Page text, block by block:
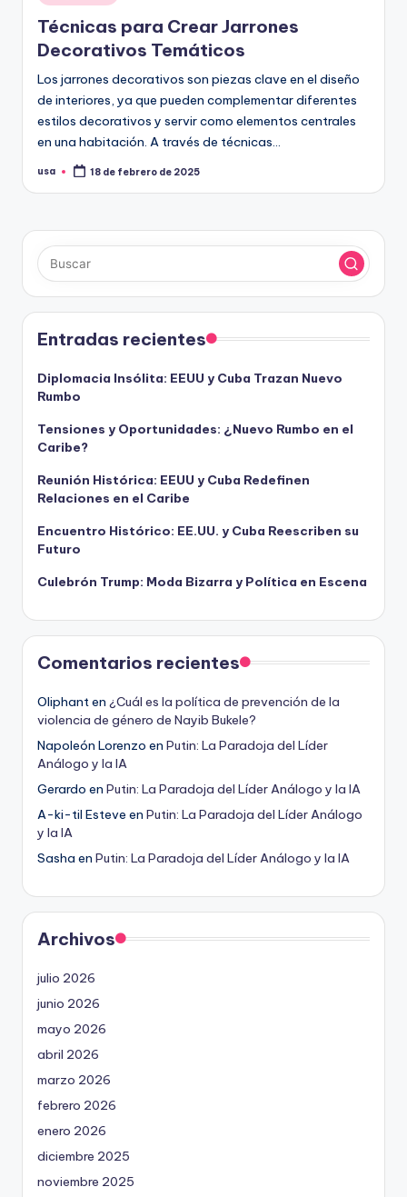
en
Técnicas para Crear Jarrones
Decorativos Temáticos
Los jarrones decorativos son piezas clave en el diseño
de interiores, ya que pueden complementar diferentes
estilos decorativos y servir como elementos centrales
en una habitación. A través de técnicas…
Publicado
usa 18 de febrero de 2025
Entradas recientes
Diplomacia Insólita: EEUU y Cuba Trazan Nuevo
Rumbo
Tensiones y Oportunidades: ¿Nuevo Rumbo en el
Caribe?
Reunión Histórica: EEUU y Cuba Redefinen
Relaciones en el Caribe
Encuentro Histórico: EE.UU. y Cuba Reescriben su
Futuro
Culebrón Trump: Moda Bizarra y Política en Escena
Comentarios recientes
Oliphanten ¿Cuál es la política de prevención de la
violencia de género de Nayib Bukele?
Napoleón Lorenzo en Putin: La Paradoja del Líder
Análogo y la IA
Gerardo en Putin: La Paradoja del Líder Análogo y la IA
A-ki-til Esteve en Putin: La Paradoja del Líder Análogo
y la IA
Sasha en Putin: La Paradoja del Líder Análogo y la IA
Archivos
julio 2026
junio 2026
mayo 2026
abril 2026
marzo 2026
febrero 2026
enero 2026
diciembre 2025
noviembre 2025